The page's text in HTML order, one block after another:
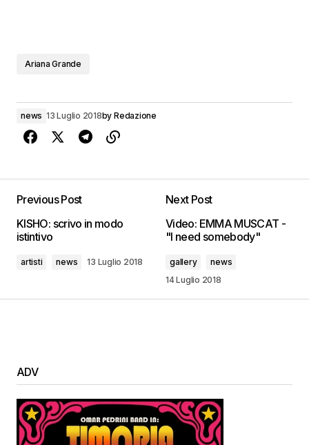
Ariana Grande
news 13 Luglio 2018by Redazione
Previous Post
KISHO: scrivo in modo
istintivo
artisti news 13 Luglio 2018
Next Post
Video: EMMA MUSCAT -
"I need somebody"
gallery
news
14 Luglio 2018
ADV